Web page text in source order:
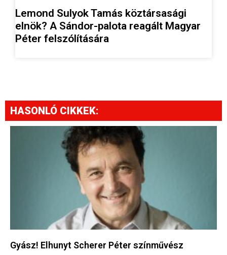
Lemond Sulyok Tamás köztársasági
elnök? A Sándor-palota reagált Magyar
Péter felszólítására
HASONLÓ CIKKEK:
Gyász! Elhunyt Scherer Péter színművész